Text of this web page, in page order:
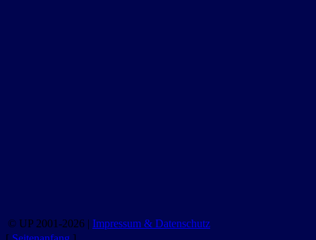
© UP 2001-2026 | Impressum & Datenschutz